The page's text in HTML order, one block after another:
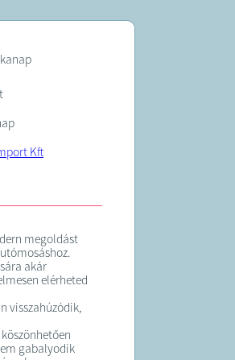
Kft
megoldást
akár
elérheted
visszahúzódik,
gabalyodik